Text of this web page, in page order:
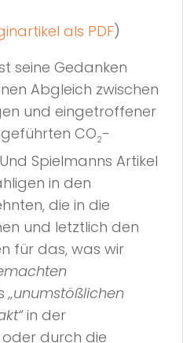
als PDF)
seine Gedanken
Abgleich zwischen
und eingetroffener
CO2-
Spielmanns Artikel
in den
die in die
und letztlich den
für das, was wir
„unumstößlichen
in der
oder durch die